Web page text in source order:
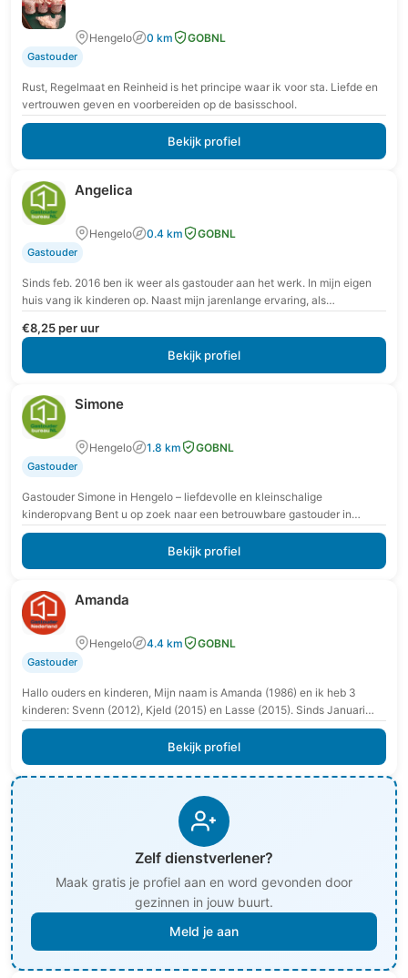
Hengelo 0 km GOBNL
Gastouder
Rust, Regelmaat en Reinheid is het principe waar ik voor sta. Liefde en
vertrouwen geven en voorbereiden op de basisschool.
Bekijk profiel
Angelica
Hengelo 0.4 km GOBNL
Gastouder
Sinds feb. 2016 ben ik weer als gastouder aan het werk. In mijn eigen
huis vang ik kinderen op. Naast mijn jarenlange ervaring, als
€8,25 per uur
Bekijk profiel
Simone
Hengelo 1.8 km GOBNL
Gastouder
Gastouder Simone in Hengelo – liefdevolle en kleinschalige
kinderopvang Bent u op zoek naar een betrouwbare gastouder in
Hengelo waar uw kind zich veilig en…
Bekijk profiel
Amanda
Hengelo 4.4 km GOBNL
Gastouder
Hallo ouders en kinderen, Mijn naam is Amanda (1986) en ik heb 3
kinderen: Svenn (2012), Kjeld (2015) en Lasse (2015). Sinds Januari
2020 woon…
Bekijk profiel
Zelf dienstverlener?
Maak gratis je profiel aan en word gevonden door
gezinnen in jouw buurt.
Meld je aan